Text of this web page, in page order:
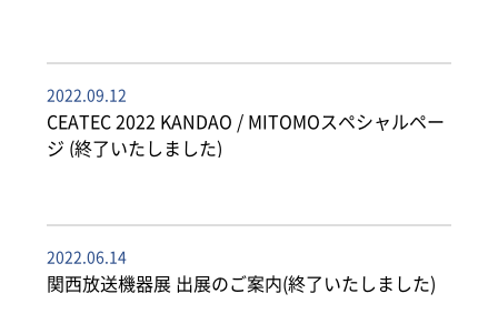
2022.09.12
CEATEC 2022 KANDAO / MITOMOスペシャルペー
ジ (終了いたしました)
2022.06.14
関西放送機器展 出展のご案内(終了いたしました)